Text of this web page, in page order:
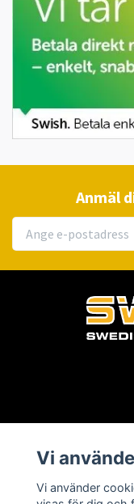
Anmäl
Vi
Vi använder